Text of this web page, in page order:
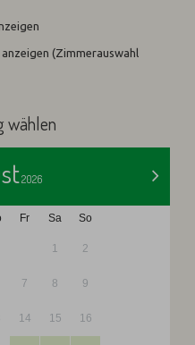
(Zimmerauswahl
wählen
>
2026
Fr Sa So
1 2
7 8 9
14 15 16